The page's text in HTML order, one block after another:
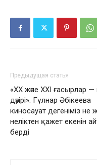
Предыдущая статья
«XX және XXI ғасырлар —
дәуірі». Гүлнар Әбікеева
киносауат дегеніміз не
неліктен қажет екенін
берді